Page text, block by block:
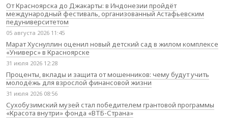
От Красноярска до Джакарты: в Индонезии пройдёт
международный фестиваль, организованный Астафьевским
педуниверситетом
05 августа 2026 11:45
Марат Хуснуллин оценил новый детский сад в жилом комплексе
«Универс» в Красноярске
31 июля 2026 12:28
Проценты, вклады и защита от мошенников: чему будут учить
молодёжь для взрослой финансовой жизни
31 июля 2026 08:56
Сухобузимский музей стал победителем грантовой программы
«Красота внутри» фонда «ВТБ-Страна»